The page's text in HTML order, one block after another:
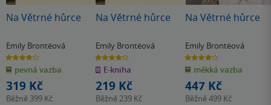
Na Větrné hůrce
Emily Brontëová
4.2
z
5
hvězdiček
pevná vazba
319 Kč
Běžně 399 Kč
Na Větrné hůrce
Emily Brontëová
4.2
z
5
hvězdiček
E-kniha
219 Kč
Běžně239 Kč
Na Větrné hůrce
Emily Brontëová
4.2
z
5
hvězdiček
měkká vazba
447 Kč
Běžně499 Kč